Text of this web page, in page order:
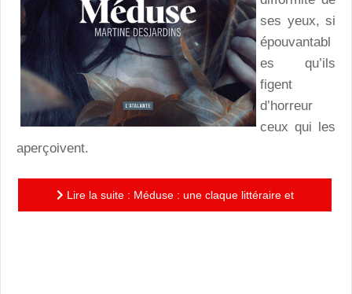
ses yeux, si
épouvantabl
es qu’ils
figent
d’horreur
ceux qui les
aperçoivent.
Lire la suite : Méduse : une claque littéraire et